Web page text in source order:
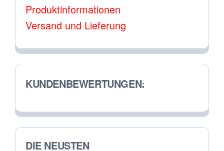
auf
der
gewählt
Produktinformationen
Versand und Lieferung
KUNDENBEWERTUNGEN:
DIE NEUSTEN